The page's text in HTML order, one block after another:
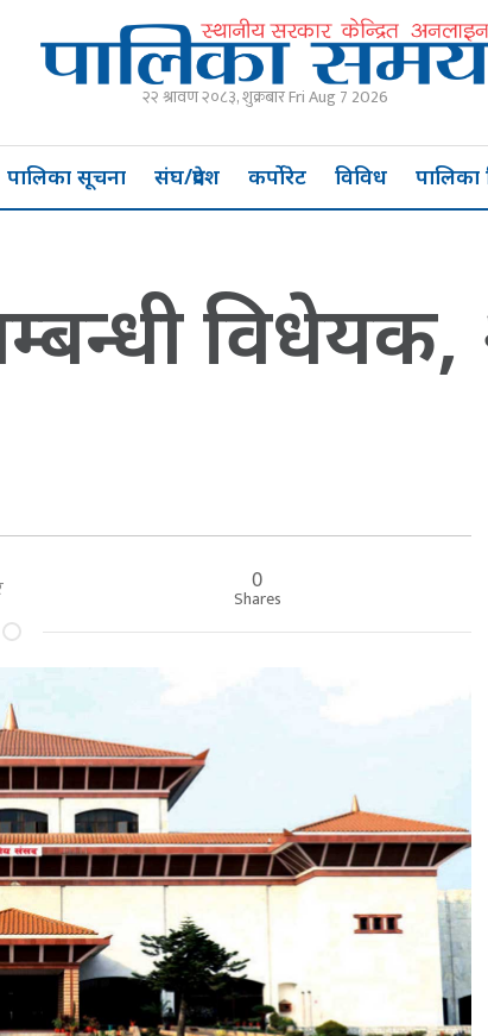
२२ श्रावण २०८३, शुक्रबार Fri Aug 7 2026
पालिका सूचना संघ/प्रदेश कर्पोरेट विविध पालिका
0
Shares